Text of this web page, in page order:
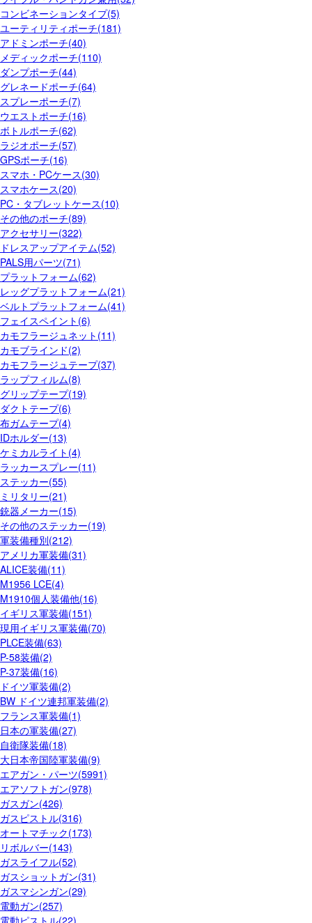
コンビネーションタイプ(5)
ユーティリティポーチ(181)
アドミンポーチ(40)
メディックポーチ(110)
ダンプポーチ(44)
グレネードポーチ(64)
スプレーポーチ(7)
ウエストポーチ(16)
ボトルポーチ(62)
ラジオポーチ(57)
GPSポーチ(16)
スマホ・PCケース(30)
スマホケース(20)
PC・タブレットケース(10)
その他のポーチ(89)
アクセサリー(322)
ドレスアップアイテム(52)
PALS用パーツ(71)
プラットフォーム(62)
レッグプラットフォーム(21)
ベルトプラットフォーム(41)
フェイスペイント(6)
カモフラージュネット(11)
カモブラインド(2)
カモフラージュテープ(37)
ラップフィルム(8)
グリップテープ(19)
ダクトテープ(6)
布ガムテープ(4)
IDホルダー(13)
ケミカルライト(4)
ラッカースプレー(11)
ステッカー(55)
ミリタリー(21)
銃器メーカー(15)
その他のステッカー(19)
軍装備種別(212)
アメリカ軍装備(31)
ALICE装備(11)
M1956 LCE(4)
M1910個人装備他(16)
イギリス軍装備(151)
現用イギリス軍装備(70)
PLCE装備(63)
P-58装備(2)
P-37装備(16)
ドイツ軍装備(2)
BW ドイツ連邦軍装備(2)
フランス軍装備(1)
日本の軍装備(27)
自衛隊装備(18)
大日本帝国陸軍装備(9)
エアガン・パーツ(5991)
エアソフトガン(978)
ガスガン(426)
ガスピストル(316)
オートマチック(173)
リボルバー(143)
ガスライフル(52)
ガスショットガン(31)
ガスマシンガン(29)
電動ガン(257)
電動ピストル(22)